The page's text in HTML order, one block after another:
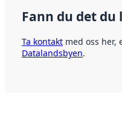
Fann du det
Ta kontakt med oss her,
Datalandsbyen.